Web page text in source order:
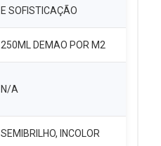
E SOFISTICAÇÃO
250ML DEMAO POR M2
N/A
SEMIBRILHO, INCOLOR